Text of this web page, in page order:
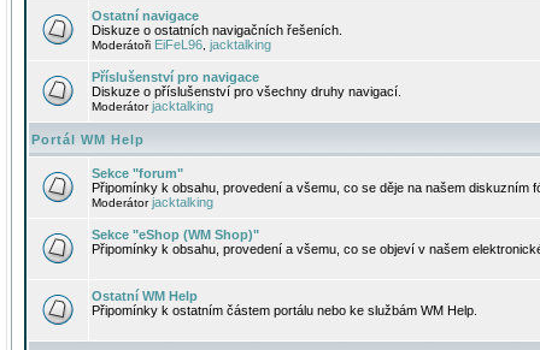
Ostatní navigace
Diskuze o ostatních navigačních řešeních.
Moderátoři EiFeL96 jacktalking
Příslušenství pro navigace
Diskuze o příslušenství pro všechny druhy navigací.
Moderátorjacktalking
Portál WM Help
Sekce "forum"
Připomínky k obsahu, provedení a všemu, co se děje na našem diskuzním
Moderátorjacktalking
Sekce "eShop (WM Shop)"
Připomínky k obsahu, provedení a všemu, co se objeví v našem
Ostatní WM Help
Připomínky k ostatním částem portálu nebo ke službám WM Help.